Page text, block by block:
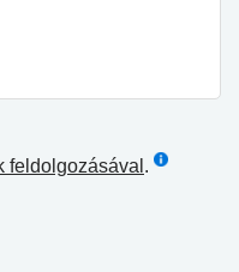
feldolgozásával .